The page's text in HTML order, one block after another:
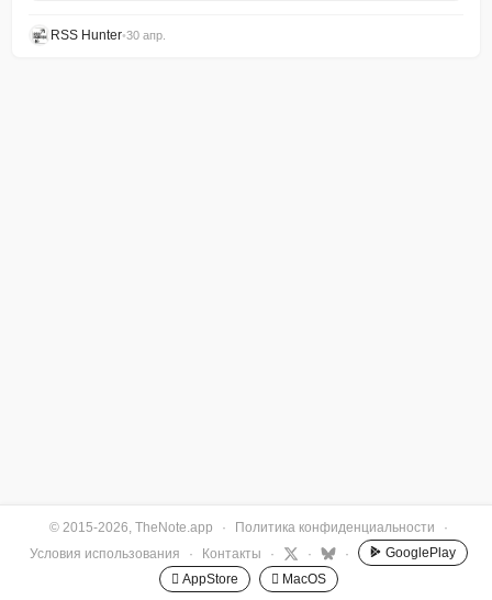
RSS Hunter•30 апр.
© 2015-2026, TheNote.app · Политика конфиденциальности
·
Условия использования
· Контакты · · ·
GooglePlay
 AppStore
 MacOS